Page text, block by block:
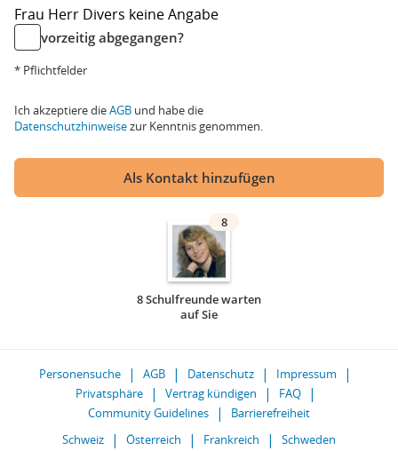
Frau Herr Divers keine Angabe
vorzeitig abgegangen?
* Pflichtfelder
Ich akzeptiere dieAGB und habe die
Datenschutzhinweisezur Kenntnis genommen.
Als Kontakt hinzufügen
8
8 Schulfreunde warten
auf Sie
Personensuche AGB Datenschutz
Impressum
Privatsphäre
Vertrag kündigen
FAQ
Community Guidelines
Barrierefreiheit
Schweiz
Österreich Frankreich Schweden